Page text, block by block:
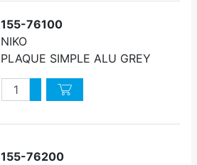
155-76100
NIKO
PLAQUE SIMPLE ALU GREY
QuantitéAugmenter quantité
Diminuer quantité
155-76200